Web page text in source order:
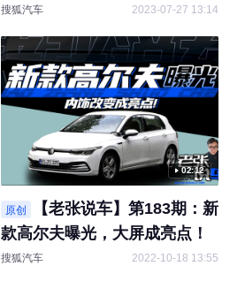
搜狐汽车 2023-07-27 13:14
02:12
原创
【老张说车】第183期：新
款高尔夫曝光，大屏成亮点！
搜狐汽车 2022-10-18 13:55